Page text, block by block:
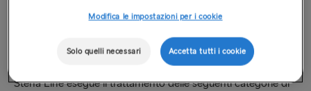
monitoraggio in corso.
3. Quali categorie di dati personali trattiamo?
Stena Line esegue il trattamento delle seguenti categorie di
Modifica le impostazioni per i cookie
Solo quelli necessari Accetta tutti i cookie